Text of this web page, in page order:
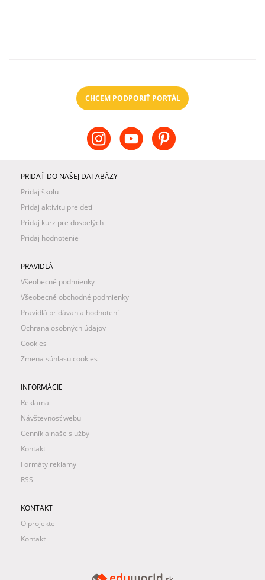
CHCEM PODPORIŤ PORTÁL
PRIDAŤ DO NAŠEJ DATABÁZY
Pridaj školu
Pridaj aktivitu pre deti
Pridaj kurz pre dospelých
Pridaj hodnotenie
PRAVIDLÁ
Všeobecné podmienky
Všeobecné obchodné podmienky
Pravidlá pridávania hodnotení
Ochrana osobných údajov
Cookies
Zmena súhlasu cookies
INFORMÁCIE
Reklama
Návštevnosť webu
Cenník a naše služby
Kontakt
Formáty reklamy
RSS
KONTAKT
O projekte
Kontakt